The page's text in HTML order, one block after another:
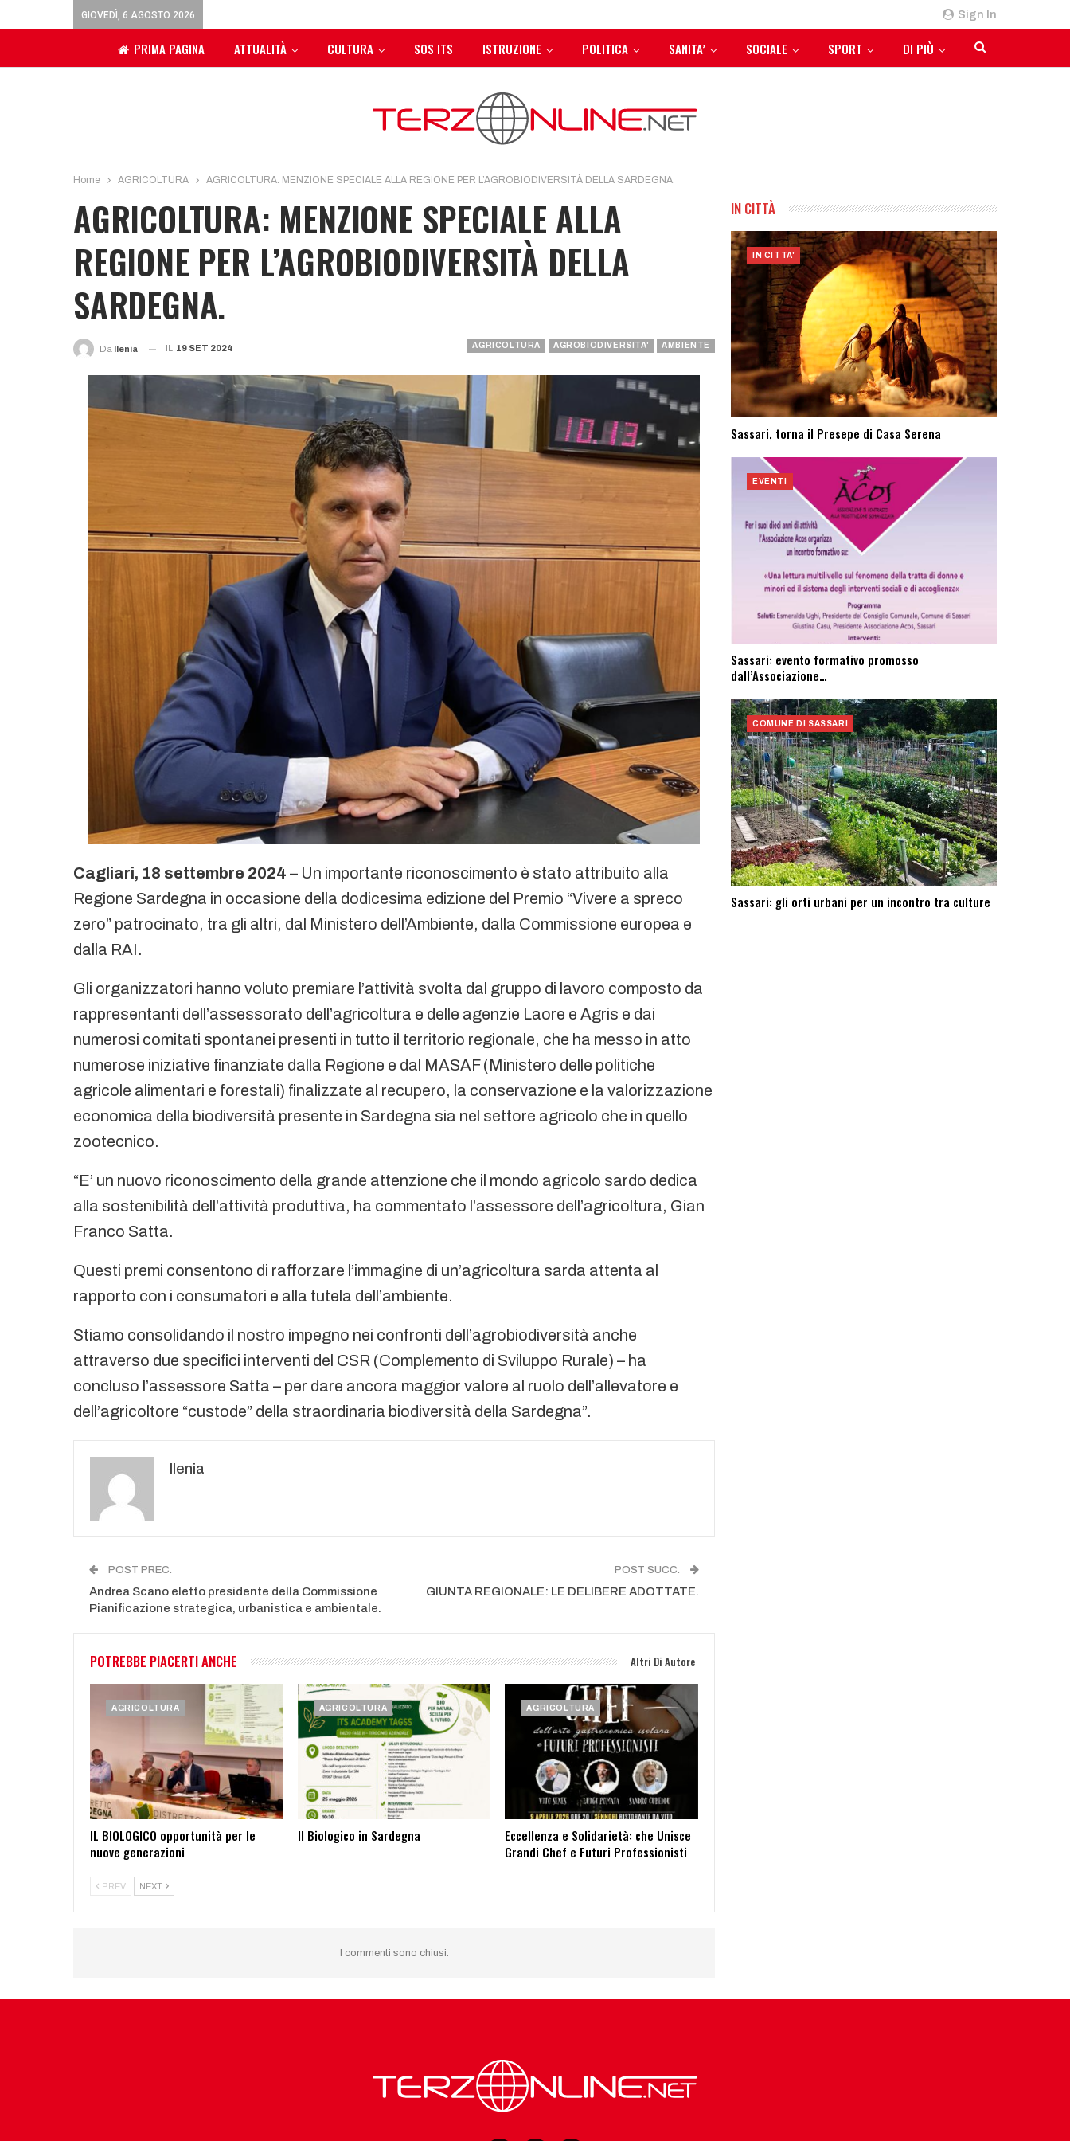
Sign In
GIOVEDÌ, 6 AGOSTO 2026
PRIMA PAGINA ATTUALITÀ CULTURA SOS ITS ISTRUZIONE POLITICA SANITA’ SOCIALE SPORT DI PIÙ
Home AGRICOLTURA AGRICOLTURA: MENZIONE SPECIALE ALLA REGIONE PER L’AGROBIODIVERSITÀ DELLA SARDEGNA.
AGRICOLTURA: MENZIONE SPECIALE ALLA
REGIONE PER L’AGROBIODIVERSITÀ DELLA
SARDEGNA.
AGRICOLTURA AGROBIODIVERSITA' AMBIENTE
Da Ilenia IL 19 SET 2024
Cagliari, 18 settembre 2024 – Un importante riconoscimento è stato attribuito alla
Regione Sardegna in occasione della dodicesima edizione del Premio “Vivere a spreco
zero” patrocinato, tra gli altri, dal Ministero dell’Ambiente, dalla Commissione europea e
dalla RAI.
Gli organizzatori hanno voluto premiare l’attività svolta dal gruppo di lavoro composto da
rappresentanti dell’assessorato dell’agricoltura e delle agenzie Laore e Agris e dai
numerosi comitati spontanei presenti in tutto il territorio regionale, che ha messo in atto
numerose iniziative finanziate dalla Regione e dal MASAF (Ministero delle politiche
agricole alimentari e forestali) finalizzate al recupero, la conservazione e la valorizzazione
economica della biodiversità presente in Sardegna sia nel settore agricolo che in quello
zootecnico.
“E’ un nuovo riconoscimento della grande attenzione che il mondo agricolo sardo dedica
alla sostenibilità dell’attività produttiva, ha commentato l’assessore dell’agricoltura, Gian
Franco Satta.
Questi premi consentono di rafforzare l’immagine di un’agricoltura sarda attenta al
rapporto con i consumatori e alla tutela dell’ambiente.
Stiamo consolidando il nostro impegno nei confronti dell’agrobiodiversità anche
attraverso due specifici interventi del CSR (Complemento di Sviluppo Rurale) – ha
concluso l’assessore Satta – per dare ancora maggior valore al ruolo dell’allevatore e
dell’agricoltore “custode” della straordinaria biodiversità della Sardegna”.
Ilenia
POST PREC.
Andrea Scano eletto presidente della Commissione
Pianificazione strategica, urbanistica e ambientale.
POST SUCC.
GIUNTA REGIONALE: LE DELIBERE ADOTTATE.
POTREBBE PIACERTI ANCHE Altri Di Autore
AGRICOLTURA
IL BIOLOGICO opportunità per le
nuove generazioni
AGRICOLTURA
Il Biologico in Sardegna
AGRICOLTURA
Eccellenza e Solidarietà: che Unisce
Grandi Chef e Futuri Professionisti
PREV NEXT
I commenti sono chiusi.
IN CITTÀ
IN CITTA'
Sassari, torna il Presepe di Casa Serena
EVENTI
Sassari: evento formativo promosso
dall’Associazione…
COMUNE DI SASSARI
Sassari: ​gli orti urbani per un incontro tra culture